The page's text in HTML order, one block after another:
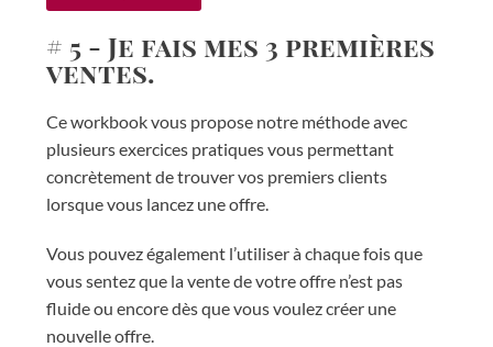
# 5 - Je fais mes 3 premières
ventes.
Ce workbook vous propose notre méthode avec
plusieurs exercices pratiques vous permettant
concrètement de trouver vos premiers clients
lorsque vous lancez une offre.
Vous pouvez également l’utiliser à chaque fois que
vous sentezque la vente de votre offre n’est pas
fluide ou encore dès que vous voulez créer une
nouvelle offre.